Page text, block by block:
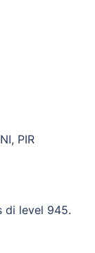
PIR
di level 945.